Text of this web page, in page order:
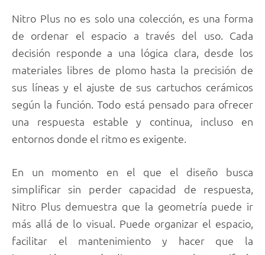
Nitro Plus no es solo una colección, es una forma
de ordenar el espacio a través del uso. Cada
decisión responde a una lógica clara, desde los
materiales libres de plomo hasta la precisión de
sus líneas y el ajuste de sus cartuchos cerámicos
según la función. Todo está pensado para ofrecer
una respuesta estable y continua, incluso en
entornos donde el ritmo es exigente.
En un momento en el que el diseño busca
simplificar sin perder capacidad de respuesta,
Nitro Plus demuestra que la geometría puede ir
más allá de lo visual. Puede organizar el espacio,
facilitar el mantenimiento y hacer que la